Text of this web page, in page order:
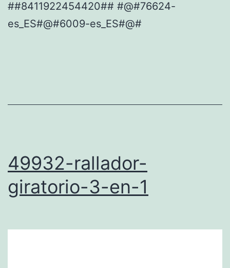
##8411922454420## #@#76624-
es_ES#@#6009-es_ES#@#
49932-rallador-
giratorio-3-en-1